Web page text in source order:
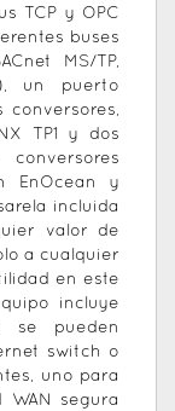
TCP y OPC
buses
MS/TP,
un puerto
TP1 y dos
EnOcean y
incluida
valor de
a cualquier
en este
incluye
se pueden
switch o
uno para
segura